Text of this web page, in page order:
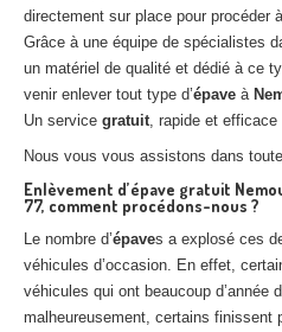
directement sur place pour procéder
Grâce à une équipe de spécialistes
un matériel de qualité et dédié à ce
venir enlever tout type d’épave à
Un service gratuit , rapide et efficace
Nous vous vous assistons dans
Enlèvement d’épave gratuit
77, comment procédons-nous ?
Le nombre d’épaves a explosé ces
véhicules d’occasion. En effet,
véhicules qui ont beaucoup d’année
malheureusement, certains finissent